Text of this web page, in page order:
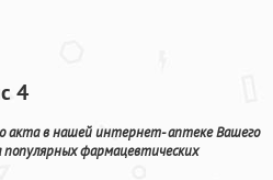
4
акта в нашей интернет- аптеке Вашего
популярных фармацевтических